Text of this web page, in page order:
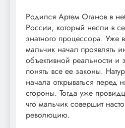
Родился Артем Оганов в
России, который несли в
знатного процессора. Уже
мальчик начал проявлять
объективной реальности и
понять все ее законы.
начала открываться перед
стороны. Тогда уже
что мальчик совершит
революцию.